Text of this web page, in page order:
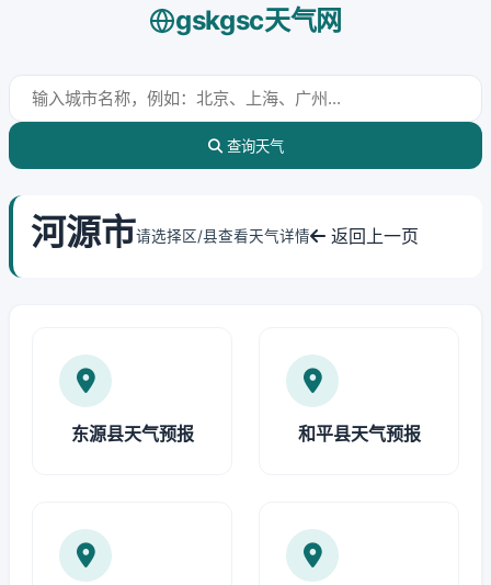
gskgsc天气网
查询天气
河源市请选择区/县查看天气详情 返回上一页
东源县天气预报 和平县天气预报